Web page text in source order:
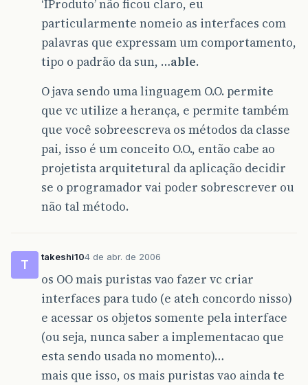
‘IProduto’ não ficou claro, eu
particularmente nomeio as interfaces com
palavras que expressam um comportamento,
tipo o padrão da sun, …able.
O java sendo uma linguagem O.O. permite
que vc utilize a herança, e permite também
que você sobreescreva os métodos da classe
pai, isso é um conceito O.O., então cabe ao
projetista arquitetural da aplicação decidir
se o programador vai poder sobrescrever ou
não tal método.
T
takeshi104 de abr. de 2006
os OO mais puristas vao fazer vc criar
interfaces para tudo (e ateh concordo nisso)
e acessar os objetos somente pela interface
(ou seja, nunca saber a implementacao que
esta sendo usada no momento)…
mais que isso, os mais puristas vao ainda te